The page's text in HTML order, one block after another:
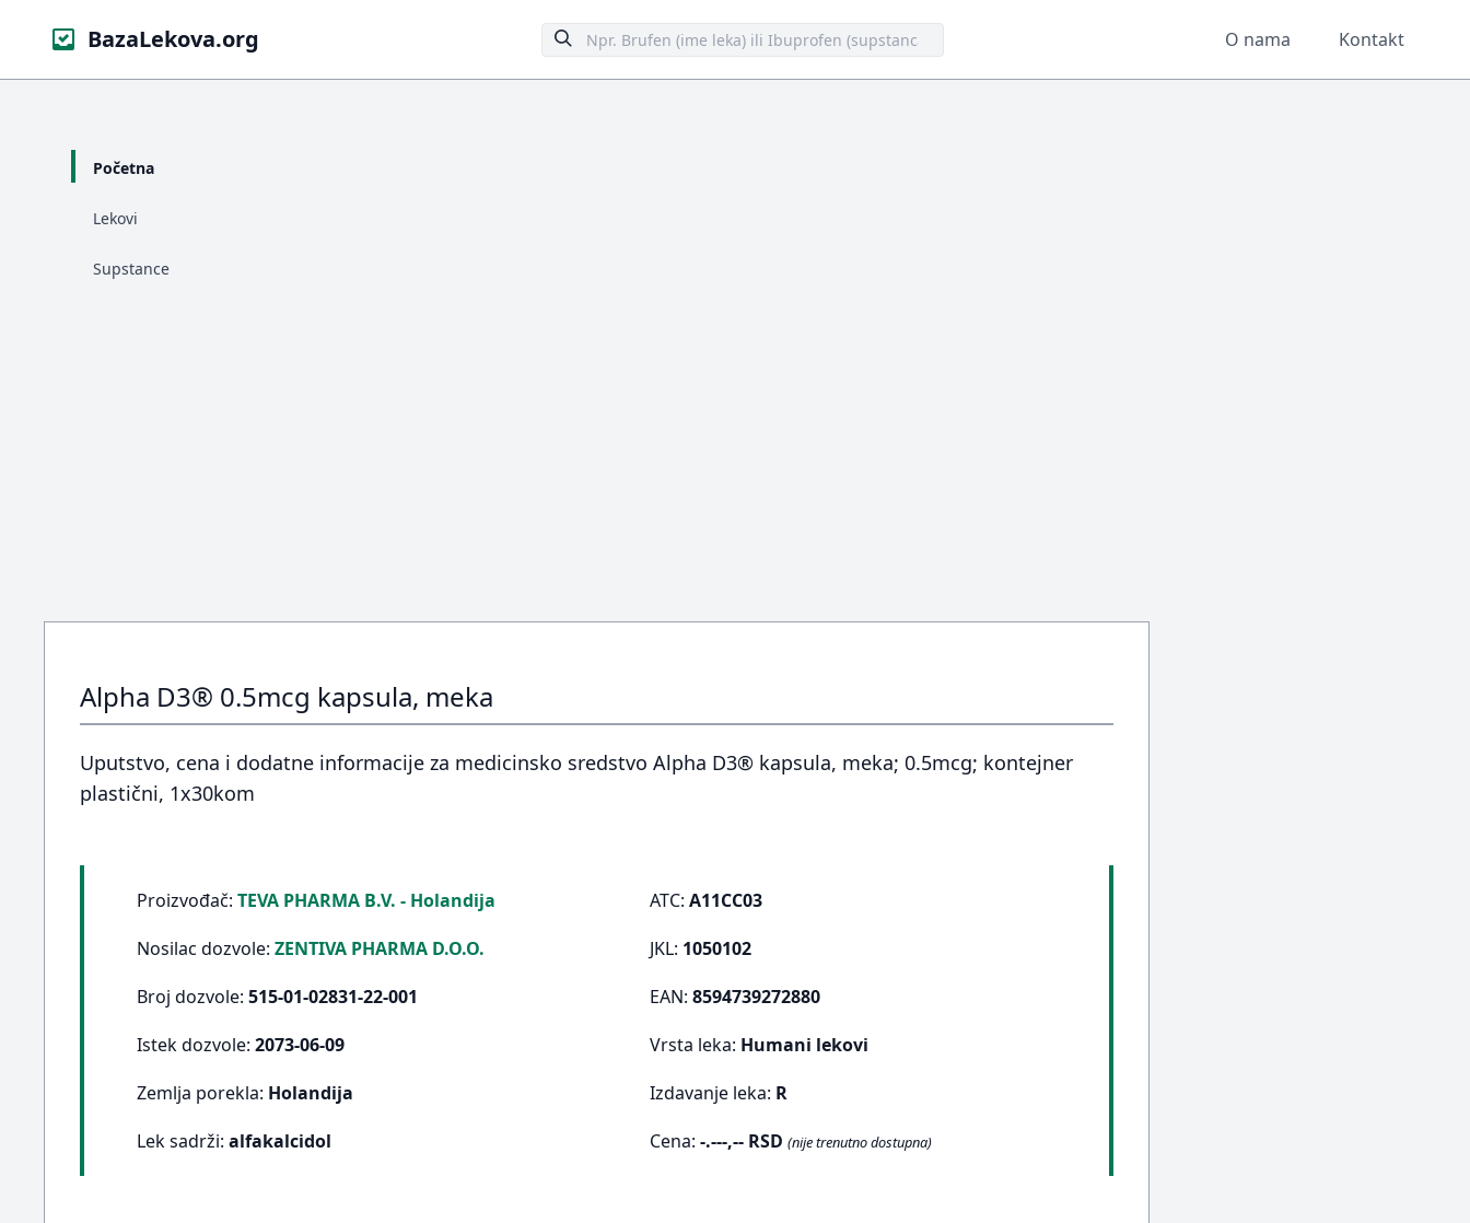
BazaLekova.org O nama Kontakt
Početna
Lekovi
Supstance
Alpha D3® 0.5mcg kapsula, meka
Uputstvo, cena i dodatne informacije za medicinsko sredstvo Alpha D3® kapsula, meka; 0.5mcg; kontejner
plastični, 1x30kom
Proizvođač: TEVA PHARMA B.V. - Holandija
Nosilac dozvole: ZENTIVA PHARMA D.O.O.
Broj dozvole: 515-01-02831-22-001
Istek dozvole: 2073-06-09
Zemlja porekla: Holandija
Lek sadrži: alfakalcidol
ATC: A11CC03
JKL: 1050102
EAN: 8594739272880
Vrsta leka: Humani lekovi
Izdavanje leka: R
Cena: -.---,-- RSD (nije trenutno dostupna)